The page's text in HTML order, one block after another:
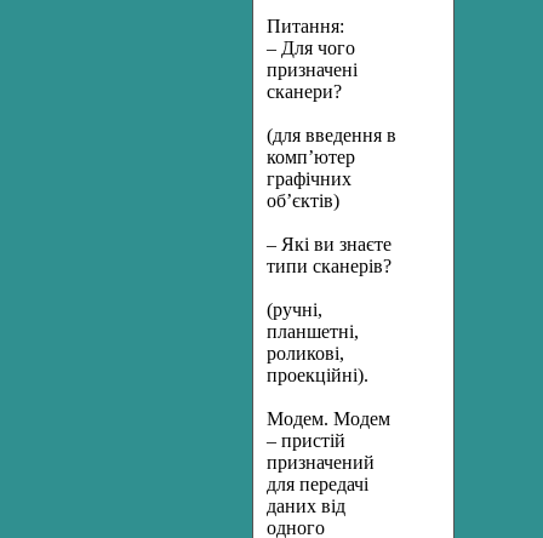
Питання:
– Для чого
призначені
сканери?
(для введення в
комп’ютер
графічних
об’єктів)
– Які ви знаєте
типи сканерів?
(ручні,
планшетні,
роликові,
проекційні).
Модем. Модем
– пристій
призначений
для передачі
даних від
одного